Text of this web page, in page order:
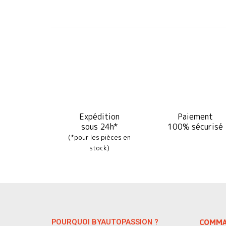
Expédition
sous 24h*
(*pour les pièces en
stock)
Paiement
100% sécurisé
POURQUOI BYAUTOPASSION ?